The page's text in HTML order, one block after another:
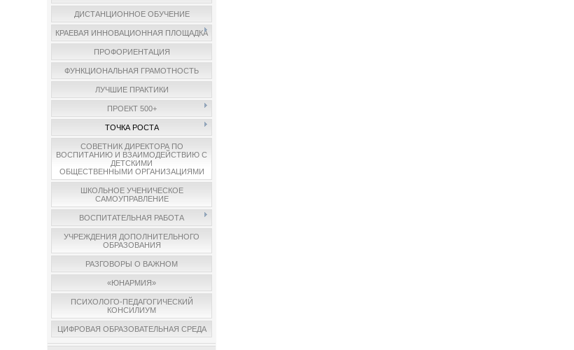
ДИСТАНЦИОННОЕ ОБУЧЕНИЕ
КРАЕВАЯ ИННОВАЦИОННАЯ ПЛОЩАДКА
ПРОФОРИЕНТАЦИЯ
ФУНКЦИОНАЛЬНАЯ ГРАМОТНОСТЬ
ЛУЧШИЕ ПРАКТИКИ
ПРОЕКТ 500+
ТОЧКА РОСТА
СОВЕТНИК ДИРЕКТОРА ПО
ВОСПИТАНИЮ И ВЗАИМОДЕЙСТВИЮ С
ДЕТСКИМИ
ОБЩЕСТВЕННЫМИ ОРГАНИЗАЦИЯМИ
ШКОЛЬНОЕ УЧЕНИЧЕСКОЕ
САМОУПРАВЛЕНИЕ
ВОСПИТАТЕЛЬНАЯ РАБОТА
УЧРЕЖДЕНИЯ ДОПОЛНИТЕЛЬНОГО
ОБРАЗОВАНИЯ
РАЗГОВОРЫ О ВАЖНОМ
«ЮНАРМИЯ»
ПСИХОЛОГО-ПЕДАГОГИЧЕСКИЙ
КОНСИЛИУМ
ЦИФРОВАЯ ОБРАЗОВАТЕЛЬНАЯ СРЕДА